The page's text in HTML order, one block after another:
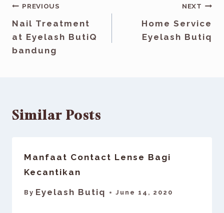
PREVIOUS
Nail Treatment
at Eyelash ButiQ
bandung
NEXT
Home Service
Eyelash Butiq
Similar Posts
Manfaat Contact Lense Bagi
Kecantikan
By Eyelash Butiq June 14, 2020